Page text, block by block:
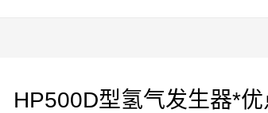
HP500D型氢气发生器*优